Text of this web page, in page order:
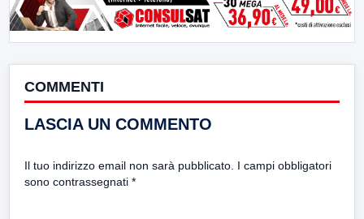
COMMENTI
LASCIA UN COMMENTO
Il tuo indirizzo email non sarà pubblicato. I campi obbligatori
sono contrassegnati *